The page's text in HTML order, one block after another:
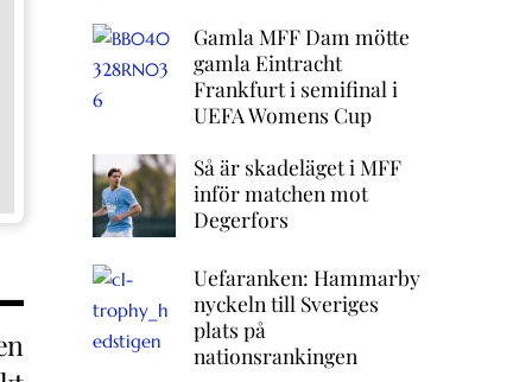
Gamla MFF Dam mötte
gamla Eintracht
Frankfurt i semifinal i
UEFA Womens Cup
Så är skadeläget i MFF
inför matchen mot
Degerfors
Uefaranken: Hammarby
nyckeln till Sveriges
plats på
nationsrankingen